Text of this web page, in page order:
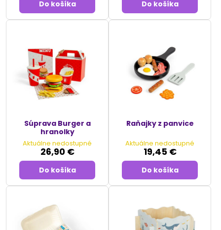
Do košíka Do košíka
Súprava Burger a
hranolky
Aktuálne nedostupné
26,90 €
Do košíka
Raňajky z panvice
Aktuálne nedostupné
19,45 €
Do košíka